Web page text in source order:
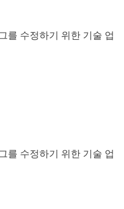
를 수정하기 위한 기술 업
를 수정하기 위한 기술 업